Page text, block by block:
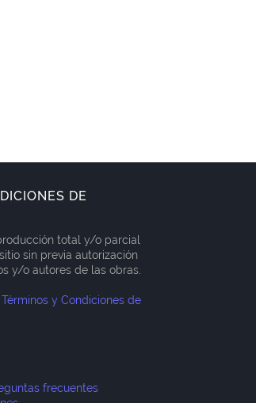
DE
total y/o parcial
sin previa autorización
y/o autores de las obras.
Términos y Condiciones de
frecuentes